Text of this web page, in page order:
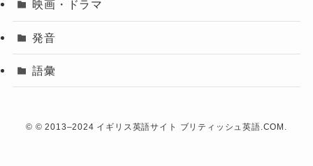
映画・ドラマ
発音
語彙
© © 2013–2024 イギリス英語サイト ブリティッシュ英語.COM.